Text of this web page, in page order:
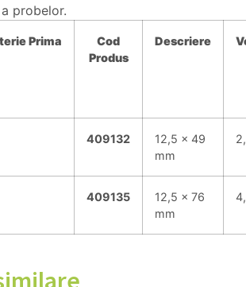
probelor.
Prima
Cod
Produs
Descriere
409132
12,5 x 49
mm
409135
12,5 x 76
mm